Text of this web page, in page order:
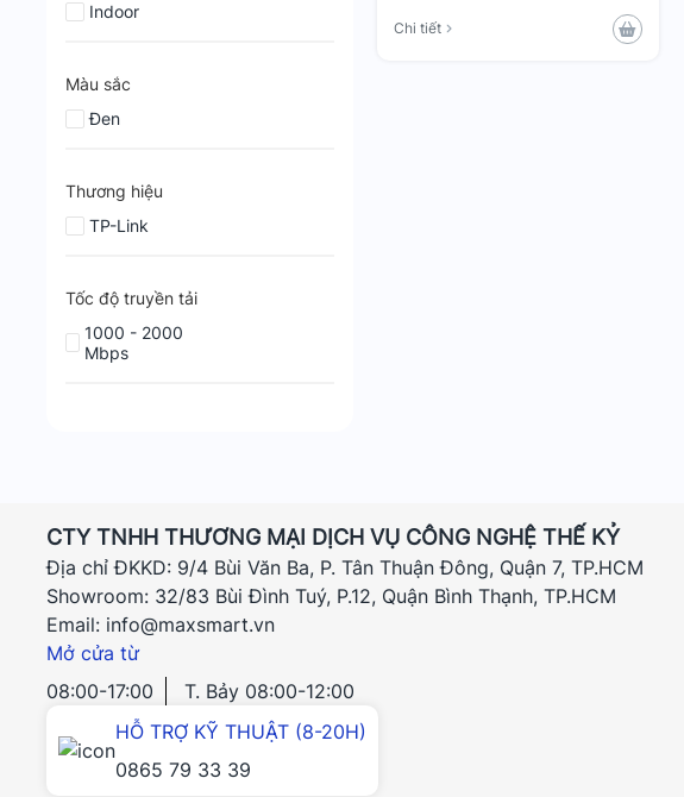
Indoor
Màu sắc
Đen
Thương hiệu
TP-Link
Tốc độ truyền tải
1000 - 2000
Mbps
Chi tiết
CTY TNHH THƯƠNG MẠI DỊCH VỤ CÔNG NGHỆ THẾ KỶ
Địa chỉ ĐKKD: 9/4 Bùi Văn Ba, P. Tân Thuận Đông, Quận 7, TP.HCM
Showroom: 32/83 Bùi Đình Tuý, P.12, Quận Bình Thạnh, TP.HCM
Email: info@maxsmart.vn
Mở cửa từ
08:00-17:00
T. Bảy 08:00-12:00
HỖ TRỢ KỸ THUẬT (8-20H)
0865 79 33 39